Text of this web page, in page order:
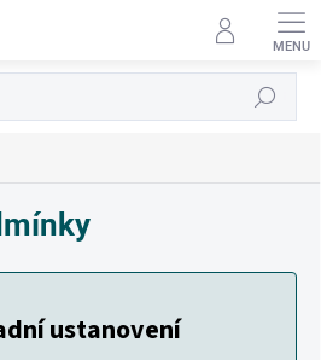
Hledat
ustanovení